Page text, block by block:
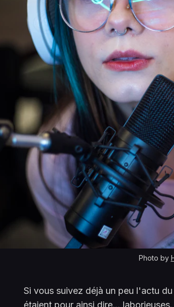
Photo by
Si vous suivez déjà un peu l'actu